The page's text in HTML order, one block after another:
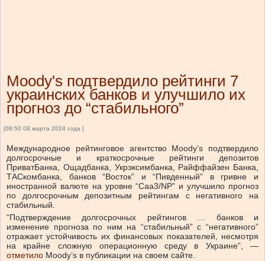
Moody's подтвердило рейтинги 7
украинских банков и улучшило их
прогноз до “стабильного”
[08:50 08 марта 2024 года ]
Международное рейтинговое агентство Moody’s подтвердило
долгосрочные и краткосрочные рейтинги депозитов
ПриватБанка, Ощадбанка, Укрэксимбанка, Райффайзен Банка,
ТАСкомбанка, банков “Восток” и “Пивденный” в гривне и
иностранной валюте на уровне “Caa3/NP” и улучшило прогноз
по долгосрочным депозитным рейтингам с негативного на
стабильный.
“Подтверждение долгосрочных рейтингов … банков и
изменение прогноза по ним на “стабильный” с “негативного”
отражает устойчивость их финансовых показателей, несмотря
на крайне сложную операционную среду в Украине”, —
отметило Moody’s в публикации на своем сайте.